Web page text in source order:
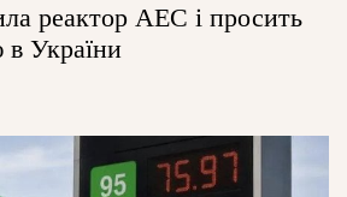
реактор АЕС і просить
в України